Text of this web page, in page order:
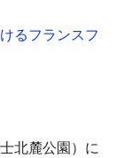
るフランスフ
北麓公園）に